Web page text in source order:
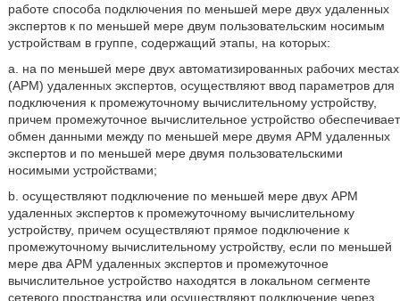
работе способа подключения по меньшей мере двух удаленных
экспертов к по меньшей мере двум пользовательским носимым
устройствам в группе, содержащий этапы, на которых:
a. на по меньшей мере двух автоматизированных рабочих местах
(АРМ) удаленных экспертов, осуществляют ввод параметров для
подключения к промежуточному вычислительному устройству,
причем промежуточное вычислительное устройство обеспечивает
обмен данными между по меньшей мере двумя АРМ удаленных
экспертов и по меньшей мере двумя пользовательскими
носимыми устройствами;
b. осуществляют подключение по меньшей мере двух АРМ
удаленных экспертов к промежуточному вычислительному
устройству, причем осуществляют прямое подключение к
промежуточному вычислительному устройству, если по меньшей
мере два АРМ удаленных экспертов и промежуточное
вычислительное устройство находятся в локальном сегменте
сетевого пространства или осуществляют подключение через